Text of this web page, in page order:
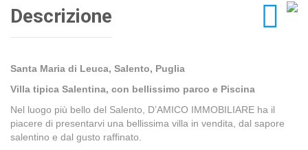
Descrizione
Santa Maria di Leuca, Salento, Puglia
Villa tipica Salentina, con bellissimo parco e Piscina
Nel luogo più bello del Salento, D’AMICO IMMOBILIARE ha il
piacere di presentarvi una bellissima villa in vendita, dal sapore
salentino e dal gusto raffinato.